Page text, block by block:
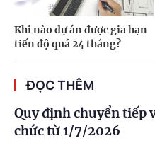
Khi nào dự án được gia hạn
tiến độ quá 24 tháng?
ĐỌC THÊM
Quy định chuyển tiếp
chức từ 1/7/2026